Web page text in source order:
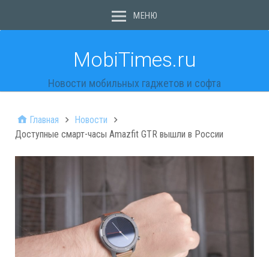
МЕНЮ
MobiTimes.ru
Новости мобильных гаджетов и софта
Главная
Новости
Доступные смарт-часы Amazfit GTR вышли в России